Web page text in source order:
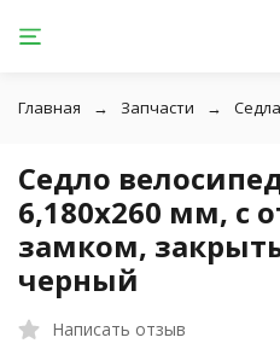
Главная Запчасти Седла
Седло
6,180x260 мм, с
замком,
черный
Написать отзыв